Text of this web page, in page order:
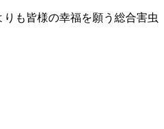
も皆様の幸福を願う総合害虫